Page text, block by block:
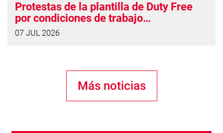
Protestas de la plantilla de Duty Free
por condiciones de trabajo
“vergonzosas”
07 JUL 2026
Más noticias